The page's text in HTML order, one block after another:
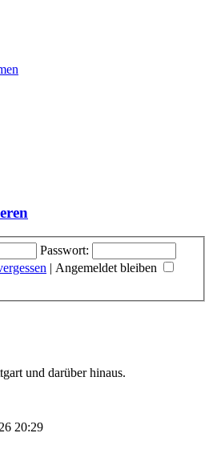
Passwort:
| Angemeldet bleiben
und darüber hinaus.
20:29